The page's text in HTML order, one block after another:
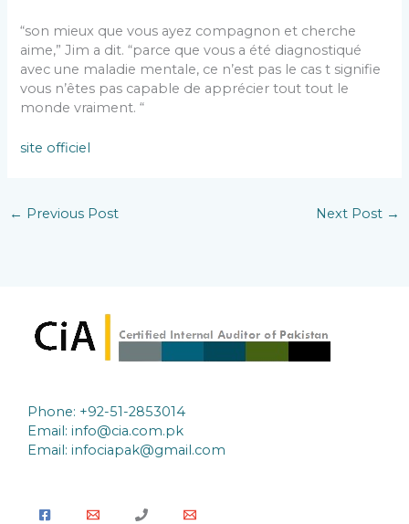
“son mieux que vous ayez compagnon et cherche
aime,” Jim a dit. “parce que vous a été diagnostiqué
avec une maladie mentale, ce n’est pas le cas t signifie
vous n’êtes pas capable de apprécier tout tout le
monde vraiment. “
site officiel
← Previous Post Next Post →
Phone: +92-51-2853014
Email: info@cia.com.pk
Email: infociapak@gmail.com